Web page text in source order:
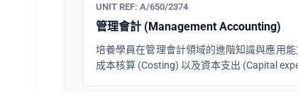
UNIT REF: A/650/2374
管理會計 (Management Accounting)
培養學員在管理會計領域的進階知識與應用
成本核算 (Costing) 以及資本支出 (Capital